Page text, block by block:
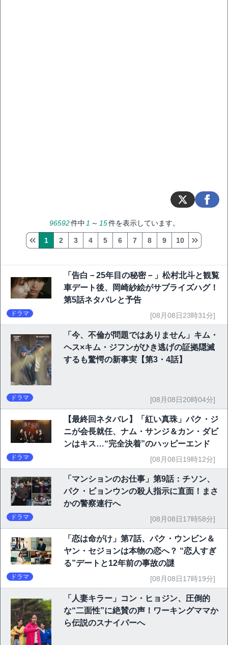
96592件中 1 ～ 15件を表示しています。
1 2 3 4 5 6 7 8 9 10
「告白－25年目の秘密－」松村北斗と観覧
車デート後、岡崎紗絵がサプライズハグ！
第5話ネタバレと予告
ドラマ [08月08日23時31分]
「今、不倫が問題ではありません」キム・
ヘス×キム・ジフンがひき逃げの証拠隠滅
するも驚愕の新事実【第3・4話】
ドラマ [08月08日20時04分]
【最終回ネタバレ】「紅い真珠」パク・ジ
ニが会長就任、ナム・サンジ＆カン・ダビ
ンはキス…“完全決着”のハッピーエンド
ドラマ [08月08日19時12分]
「マンションのお仕事」第9話：チソン、
パク・ビョンウンの殺人指示に直面！まさ
かの警察連行へ
ドラマ [08月08日17時58分]
「恋は命がけ」第7話、パク・ウンビン＆
ヤン・セジョンは本物の恋へ？ “恋人すぎ
る”デートと12年前の事故の謎
ドラマ [08月08日17時19分]
「人妻キラー」コン・ヒョジン、圧倒的
な“二面性”に絶賛の声！ワーキングママか
ら伝説のスナイパーへ